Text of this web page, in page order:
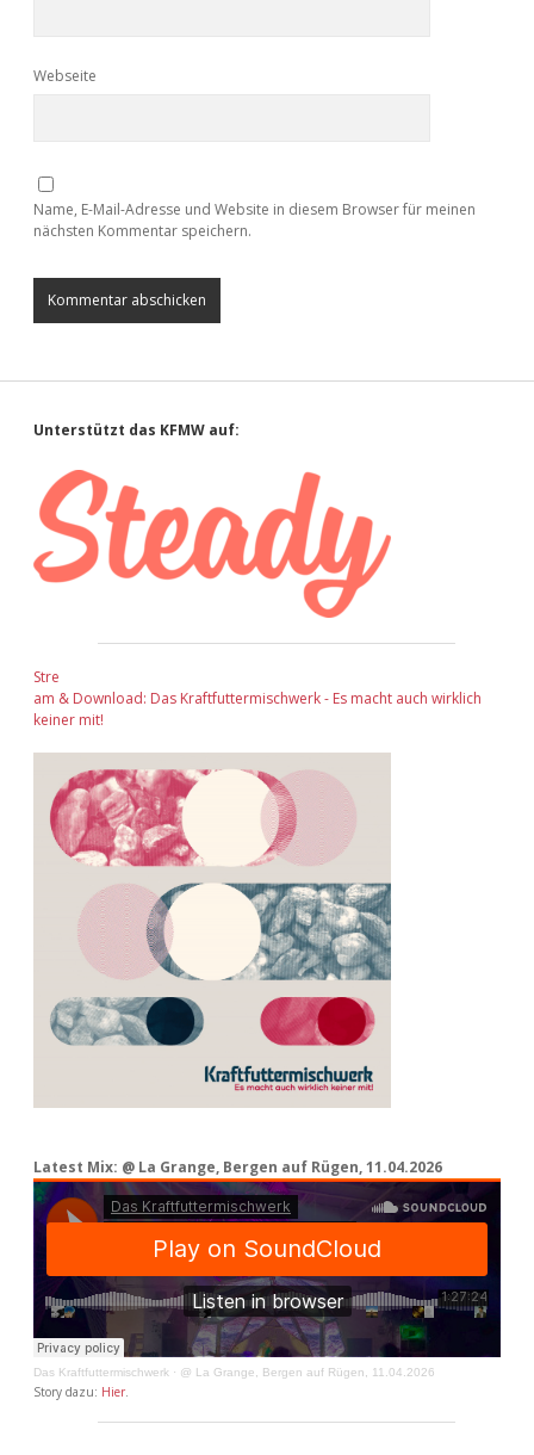
Webseite
Name, E-Mail-Adresse und Website in diesem Browser für meinen
nächsten Kommentar speichern.
Sidebar
Unterstützt das KFMW auf:
Stre
am & Download: Das Kraftfuttermischwerk - Es macht auch wirklich
keiner mit!
Latest Mix: @ La Grange, Bergen auf Rügen, 11.04.2026
Das Kraftfuttermischwerk · @ La Grange, Bergen auf Rügen, 11.04.2026
Story dazu: Hier